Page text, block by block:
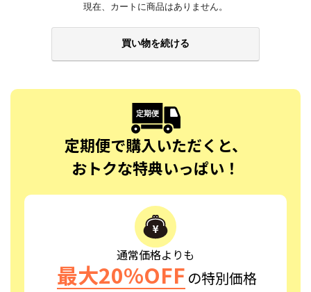
現在、カートに商品はありません。
買い物を続ける
定期便で購入いただくと、
おトクな特典いっぱい！
通常価格よりも
最大20%OFF の特別価格